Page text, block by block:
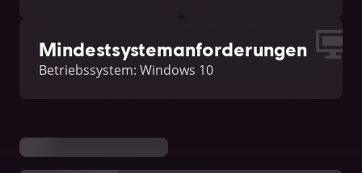
Mindestsystemanforderungen
Betriebssystem: Windows 10